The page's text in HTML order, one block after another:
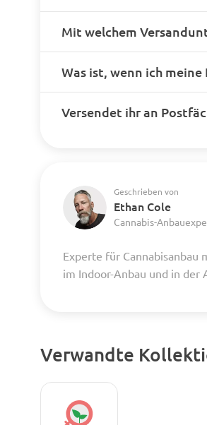
Mit welchem
Was ist, wenn ich
Versendet ihr an
Geschrieben von
Ethan Cole
Cannabis-
Experte für Cannabisanbau
im Indoor-Anbau und in der
Verwandte